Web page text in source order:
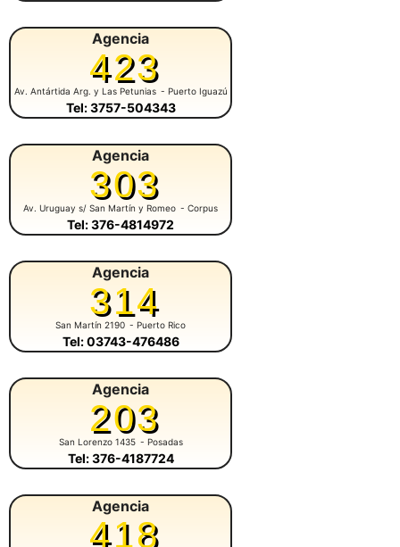
Agencia
423
Av. Antártida Arg. y Las Petunias - Puerto Iguazú
Tel: 3757-504343
Agencia
303
Av. Uruguay s/ San Martín y Romeo - Corpus
Tel: 376-4814972
Agencia
314
San Martín 2190 - Puerto Rico
Tel: 03743-476486
Agencia
203
San Lorenzo 1435 - Posadas
Tel: 376-4187724
Agencia
418